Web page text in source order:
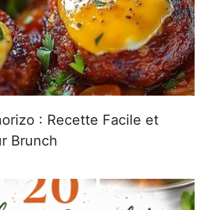
: Recette Facile et
Brunch